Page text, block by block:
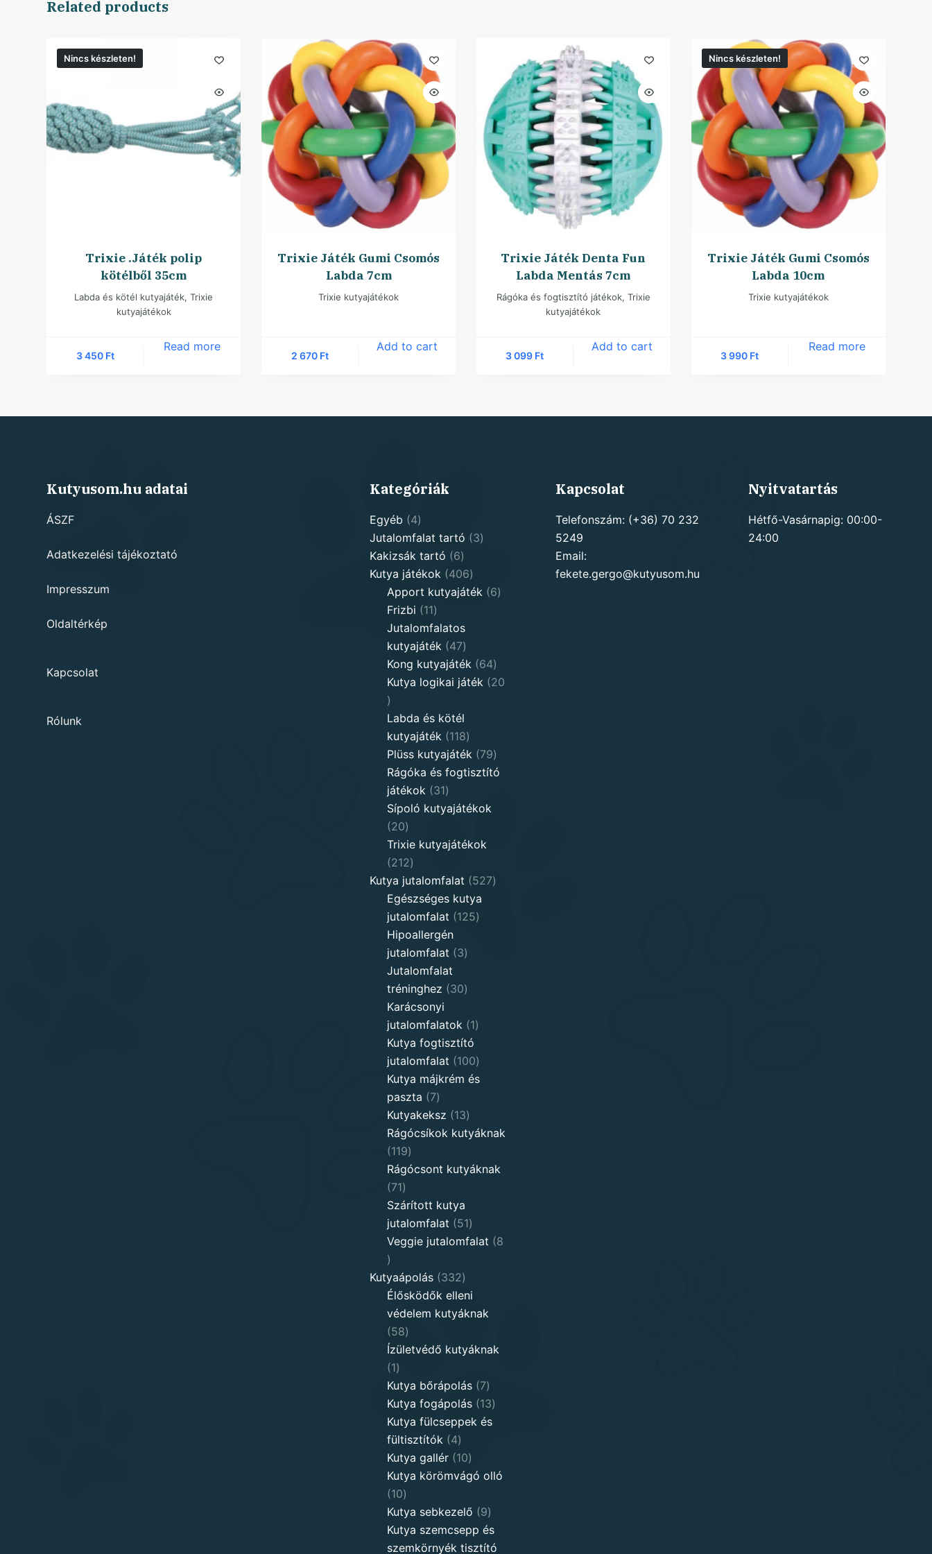
Related products
Nincs készleten!
Trixie .Játék polip
kötélből 35cm
Labda és kötél kutyajáték,Trixie
kutyajátékok
3 450 Ft
Read more
Trixie Játék Gumi Csomós
Labda 7cm
Trixie kutyajátékok
2 670 Ft
Add to cart
Trixie Játék Denta Fun
Labda Mentás 7cm
Rágóka és fogtisztító játékok, Trixie
kutyajátékok
3 099 Ft
Add to cart
Nincs készleten!
Trixie Játék Gumi Csomós
Labda 10cm
Trixie kutyajátékok
3 990 Ft
Read more
Kutyusom.hu adatai
ÁSZF
Adatkezelési tájékoztató
Impresszum
Oldaltérkép
Kapcsolat
Rólunk
Kategóriák
Egyéb 44
products
Jutalomfalat tartó 33
Kakizsák tartó 66
products
Kutya játékok 406406
products
Apport kutyajáték 66
Frizbi 1111
products
Jutalomfalatos
kutyajáték
4747
products
Kong kutyajáték 6464
products
Kutya logikai játék
20
20
products
Labda és kötél
kutyajáték
118118
products
Plüss kutyajáték 7979
products
Rágóka és fogtisztító
játékok
3131
products
Sípoló kutyajátékok
2020
products
Trixie kutyajátékok
212212
products
Kutya jutalomfalat 527527
Egészséges kutya
jutalomfalat
125125
Hipoallergén
jutalomfalat
33
Jutalomfalat
tréninghez
3030
Karácsonyi
jutalomfalatok
11
Kutya fogtisztító
jutalomfalat
100100
products
Kutya májkrém és
paszta
77
products
Kutyakeksz 1313
products
Rágócsíkok kutyáknak
119119
products
Rágócsont kutyáknak
7171
products
Szárított kutya
jutalomfalat
5151
products
Veggie jutalomfalat
8
8
products
Kutyaápolás 332332
products
Élősködők elleni
védelem kutyáknak
5858
products
Ízületvédő kutyáknak
11
product
Kutya bőrápolás 77
products
Kutya fogápolás 1313
products
Kutya fülcseppek és
fültisztítók
44
products
Kutya gallér 1010
products
Kutya körömvágó olló
1010
products
Kutya sebkezelő 99
products
Kutya szemcsepp és
szemkörnyék tisztító
Kapcsolat
Telefonszám: (+36) 70 232
5249
Email:
fekete.gergo@kutyusom.hu
Nyitvatartás
Hétfő-Vasárnapig: 00:00-
24:00